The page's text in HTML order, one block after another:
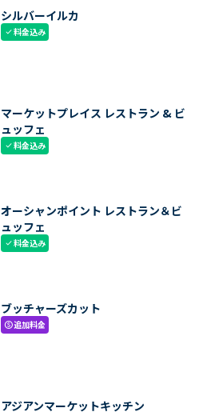
シルバーイルカ
check料金込み
マーケットプレイス レストラン & ビ
ュッフェ
check料金込み
オーシャンポイント レストラン＆ビ
ュッフェ
check料金込み
ブッチャーズカット
paid追加料金
アジアンマーケットキッチン